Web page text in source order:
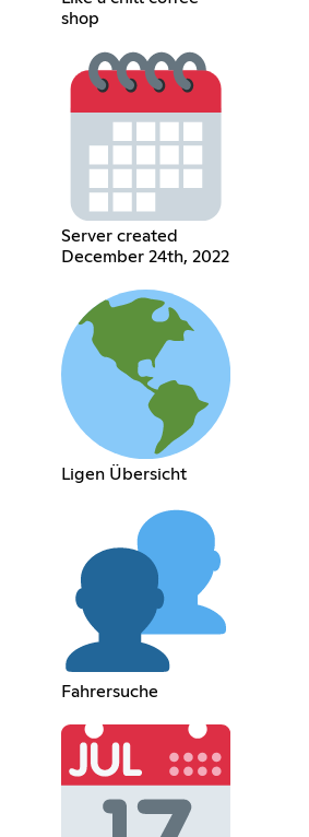
shop
Server created
December 24th, 2022
Ligen Übersicht
Fahrersuche